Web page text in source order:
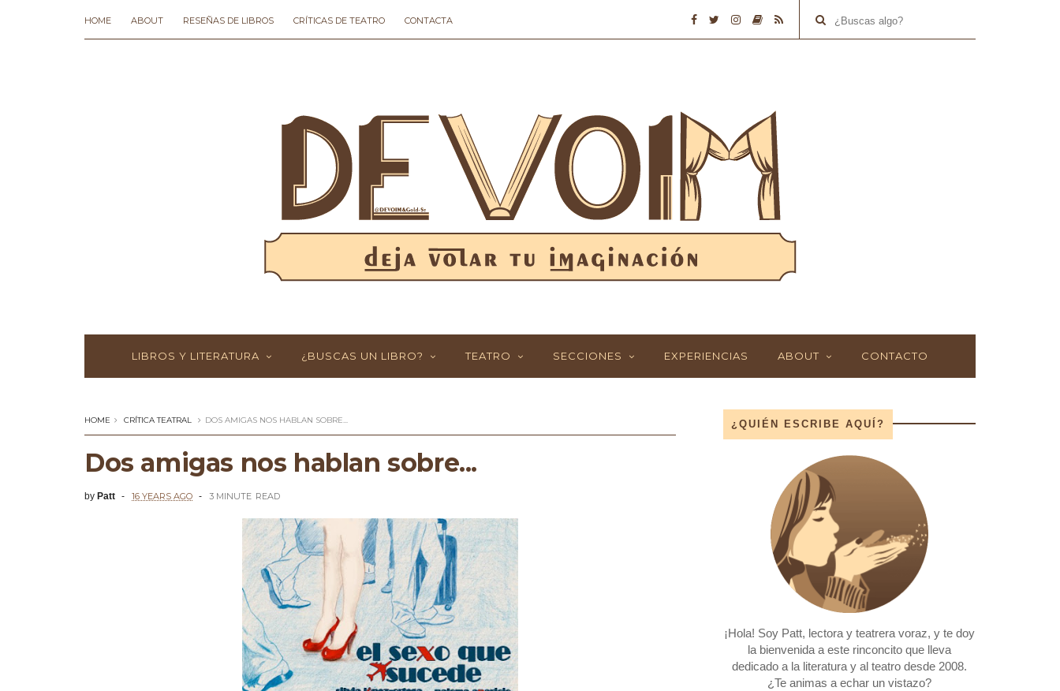
HOME ABOUT RESEÑAS DE LIBROS CRÍTICAS DE TEATRO CONTACTA
LIBROS Y LITERATURA ¿BUSCAS UN LIBRO? TEATRO SECCIONES EXPERIENCIAS ABOUT CONTACTO
HOME CRÍTICA TEATRAL DOS AMIGAS NOS HABLAN SOBRE...
Dos amigas nos hablan sobre...
by Patt 16 YEARS AGO 3 MINUTE READ
¿QUIÉN ESCRIBE AQUÍ?
¡Hola! Soy Patt, lectora y teatrera voraz, y te doy
la bienvenida a este rinconcito que lleva
dedicado a la literatura y al teatro desde 2008.
¿Te animas a echar un vistazo?